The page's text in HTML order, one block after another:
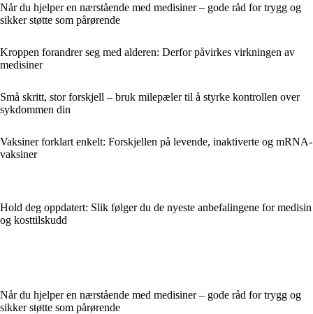
Når du hjelper en nærstående med medisiner – gode råd for trygg og
sikker støtte som pårørende
Kroppen forandrer seg med alderen: Derfor påvirkes virkningen av
medisiner
Små skritt, stor forskjell – bruk milepæler til å styrke kontrollen over
sykdommen din
Vaksiner forklart enkelt: Forskjellen på levende, inaktiverte og mRNA-
vaksiner
Hold deg oppdatert: Slik følger du de nyeste anbefalingene for medisin
og kosttilskudd
Når du hjelper en nærstående med medisiner – gode råd for trygg og
sikker støtte som pårørende